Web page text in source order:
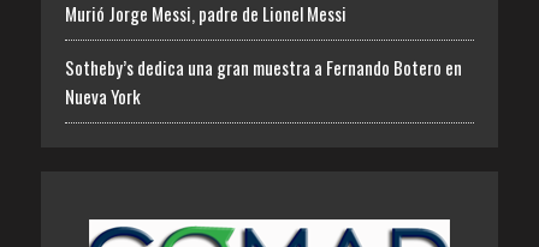
Murió Jorge Messi, padre de Lionel Messi
Sotheby’s dedica una gran muestra a Fernando Botero en
Nueva York